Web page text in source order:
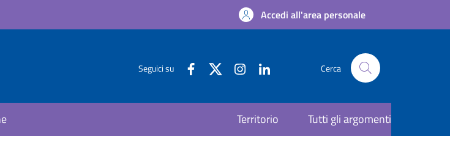
Accedi all'area personale
Seguici su Cerca
Territorio Tutti gli argomenti